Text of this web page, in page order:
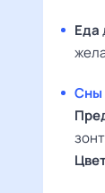
Еда
Сны